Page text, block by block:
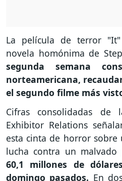
La película de terror
novela homónima de
segunda semana
norteamericana,
el segundo filme más
Cifras consolidadas de
Exhibitor Relations
esta cinta de horror
lucha contra un malvado
60,1 millones de
domingo pasados. En